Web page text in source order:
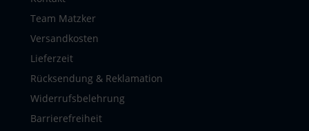
Team Matzker
Versandkosten
Lieferzeit
Rücksendung & Reklamation
Widerrufsbelehrung
Barrierefreiheit